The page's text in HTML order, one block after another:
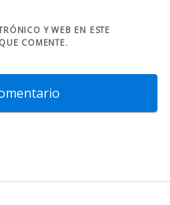
Y WEB EN ESTE
COMENTE.